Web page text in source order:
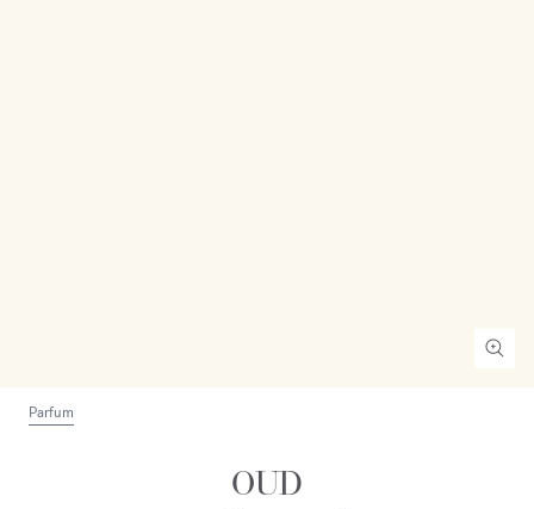
Parfum
OUD